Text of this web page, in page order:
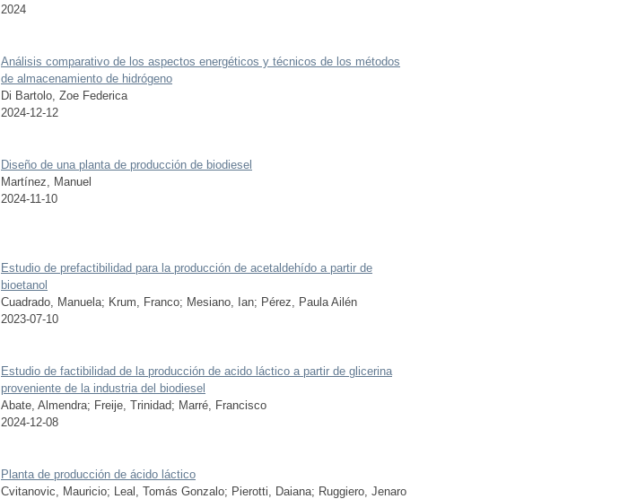
2024
Análisis comparativo de los aspectos energéticos y técnicos de los métodos
de almacenamiento de hidrógeno
Di Bartolo, Zoe Federica
2024-12-12
Diseño de una planta de producción de biodiesel
Martínez, Manuel
2024-11-10
Estudio de prefactibilidad para la producción de acetaldehído a partir de
bioetanol
Cuadrado, Manuela; Krum, Franco; Mesiano, Ian; Pérez, Paula Ailén
2023-07-10
Estudio de factibilidad de la producción de acido láctico a partir de glicerina
proveniente de la industria del biodiesel
Abate, Almendra; Freije, Trinidad; Marré, Francisco
2024-12-08
Planta de producción de ácido láctico
Cvitanovic, Mauricio; Leal, Tomás Gonzalo; Pierotti, Daiana; Ruggiero, Jenaro